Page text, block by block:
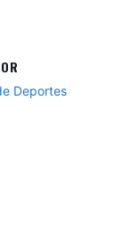
Deportes